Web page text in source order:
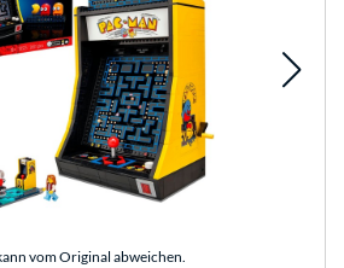
vom Original abweichen.